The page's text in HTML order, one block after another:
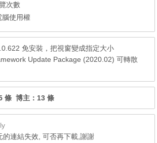
次數
腦使用權
免安裝，把視窗變成指定大小
Update Package (2020.02) 可轉散
條 博主：13 條
的連結失效, 可否再下載,謝謝